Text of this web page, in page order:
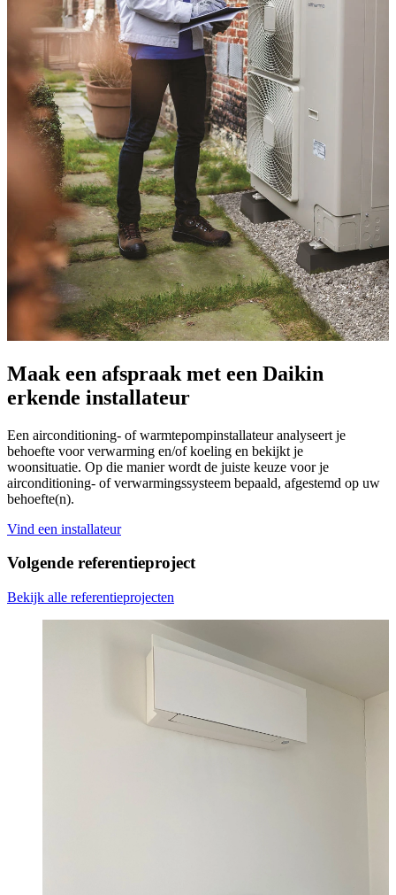
Maak een afspraak met een Daikin
erkende installateur
Een airconditioning- of warmtepompinstallateur analyseert je
behoefte voor verwarming en/of koeling en bekijkt je
woonsituatie. Op die manier wordt de juiste keuze voor je
airconditioning- of verwarmingssysteem bepaald, afgestemd op uw
behoefte(n).
Vind een installateur
Volgende referentieproject
Bekijk alle referentieprojecten